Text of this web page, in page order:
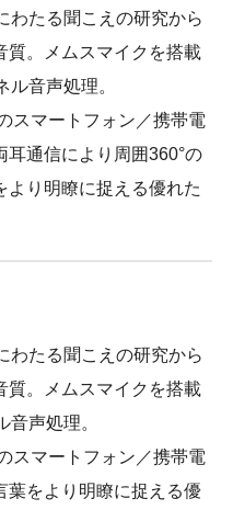
わたる聞こえの研究から
質。メムスマイクを搭載
ル音声処理。
スマートフォン／携帯電
通信により周囲360°の
より明瞭に捉える優れた
わたる聞こえの研究から
質。メムスマイクを搭載
音声処理。
スマートフォン／携帯電
葉をより明瞭に捉える優